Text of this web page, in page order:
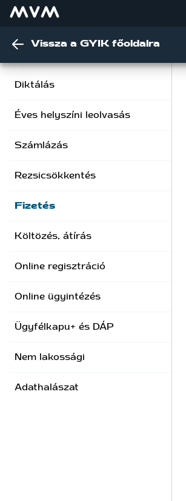
Vissza a GYIK főoldalra
Diktálás
Éves helyszíni leolvasás
Számlázás
Rezsicsökkentés
Fizetés
Költözés, átírás
Online regisztráció
Online ügyintézés
Ügyfélkapu+ és DÁP
Nem lakossági
Adathalászat